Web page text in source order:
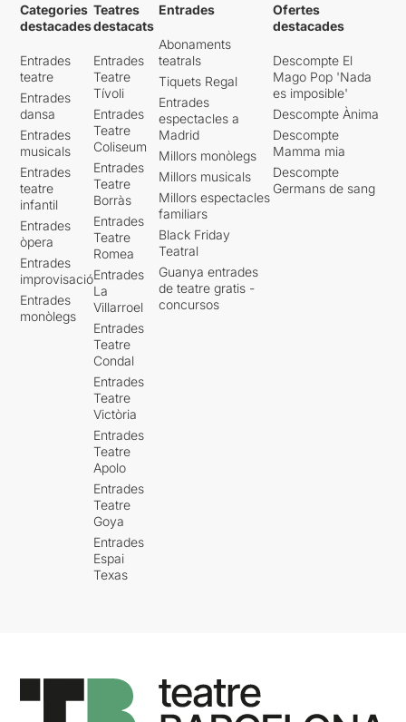
Categories
destacades
Entrades
teatre
Entrades
dansa
Entrades
musicals
Entrades
teatre
infantil
Entrades
òpera
Entrades
improvisació
Entrades
monòlegs
Teatres
destacats
Entrades
Teatre
Tívoli
Entrades
Teatre
Coliseum
Entrades
Teatre
Borràs
Entrades
Teatre
Romea
Entrades
La
Villarroel
Entrades
Teatre
Condal
Entrades
Teatre
Victòria
Entrades
Teatre
Apolo
Entrades
Teatre
Goya
Entrades
Espai
Texas
Entrades
Abonaments
teatrals
Tiquets Regal
Entrades
espectacles a
Madrid
Millors monòlegs
Millors musicals
Millors espectacles
familiars
Black Friday
Teatral
Guanya entrades
de teatre gratis -
concursos
Ofertes
destacades
Descompte El
Mago Pop 'Nada
es imposible'
Descompte Ànima
Descompte
Mamma mia
Descompte
Germans de sang